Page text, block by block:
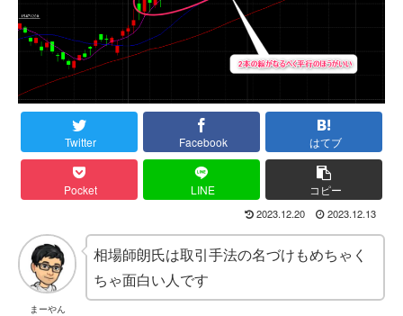
Twitter Facebook はてブ
Pocket LINE コピー
2023.12.20 2023.12.13
まーやん
相場師朗氏は取引手法の名づけもめちゃく
ちゃ面白い人です